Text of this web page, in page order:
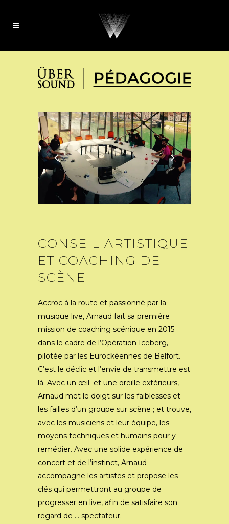
CONSEIL ARTISTIQUE
ET COACHING DE
SCÈNE
Accroc à la route et passionné par la
musique live, Arnaud fait sa première
mission de coaching scénique en 2015
dans le cadre de l’Opération Iceberg,
pilotée par les Eurockéennes de Belfort.
C’est le déclic et l’envie de transmettre est
là. Avec un œil et une oreille extérieurs,
Arnaud met le doigt sur les faiblesses et
les failles d’un groupe sur scène ; et trouve,
avec les musiciens et leur équipe, les
moyens techniques et humains pour y
remédier. Avec une solide expérience de
concert et de l’instinct, Arnaud
accompagne les artistes et propose les
clés qui permettront au groupe de
progresser en live, afin de satisfaire son
regard de … spectateur.